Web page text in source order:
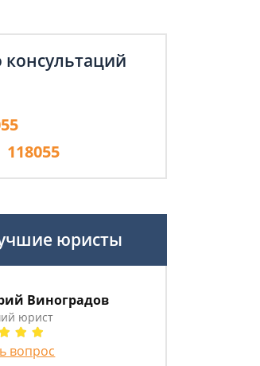
консультаций
118055
юристы
Виноградов
юрист
вопрос